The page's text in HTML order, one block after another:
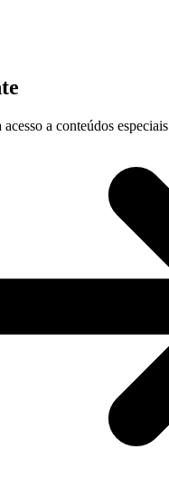
a conteúdos especiais